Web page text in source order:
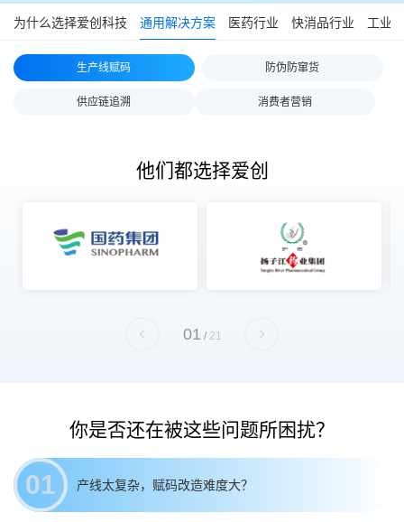
为什么选择爱创科技 通用解决方案 医药行业 快消品行业 工业
生产线赋码 防伪防窜货
供应链追溯 消费者营销
他们都选择爱创
01 / 21
你是否还在被这些问题所困扰？
01 产线太复杂，赋码改造难度大？